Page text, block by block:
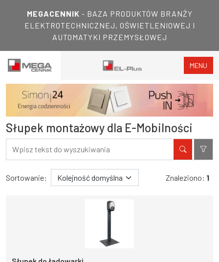
MEGACENNIK - BAZA PRODUKTÓW BRANŻY
ELEKTROTECHNICZNEJ, OŚWIETLENIOWEJ I
AUTOMATYKI PRZEMYSŁOWEJ
MENU
Słupek montażowy dla E-Mobilności
Filtry
Wyniki wyszukiwania
Sortowanie: Znaleziono: 1